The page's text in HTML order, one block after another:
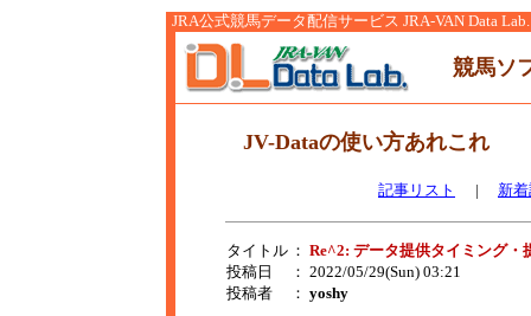
JRA公式競馬データ配信サービス JRA-VAN Data Lab.
競馬ソ
JV-Dataの使い方あれこれ
記事リスト | 新
タイトル ： Re^2: データ提供タイミング
投稿日
： 2022/05/29(Sun) 03:21
投稿者
： yoshy